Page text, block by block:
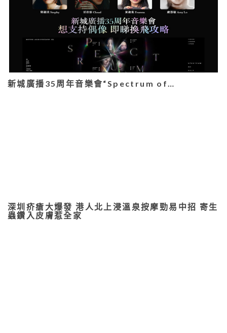
新城廣播35周年音樂會“Spectrum of…
深圳疥瘡大爆發 港人北上浸溫泉按摩勁易中招 寄生
蟲鑽入皮膚惹全家